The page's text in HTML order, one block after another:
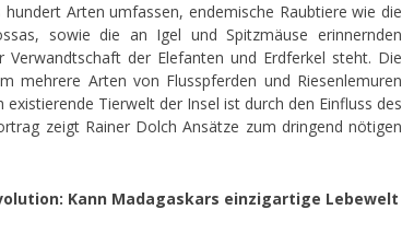
Arten umfassen, endemische Raubtiere wie die
sowie die an Igel und Spitzmäuse erinnernden
der Elefanten und Erdferkel steht. Die
mehrere Arten von Flusspferden und Riesenlemuren
Tierwelt der Insel ist durch den Einfluss des
zeigt Rainer Dolch Ansätze zum dringend nötigen
Kann Madagaskars einzigartige Lebewelt